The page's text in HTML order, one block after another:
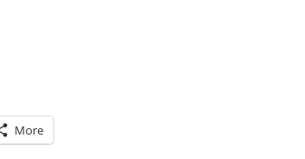
More